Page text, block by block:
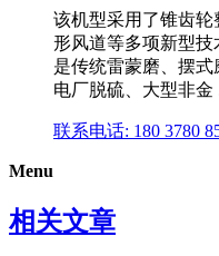
该机型采用了锥齿
形风道等多项新型技
是传统雷蒙磨、摆
电厂脱硫、大型非金
联系电话: 180 3780
Menu
相关文章